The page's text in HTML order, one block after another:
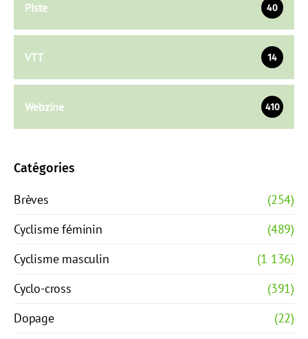
Piste 40
VTT 14
Webzine 410
Catégories
Brèves
(254)
Cyclisme féminin
(489)
Cyclisme masculin
(1 136)
Cyclo-cross
(391)
Dopage
(22)